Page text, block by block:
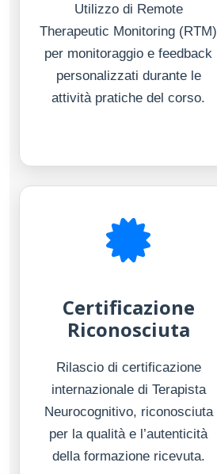
Utilizzo di Remote
Therapeutic Monitoring (RTM)
per monitoraggio e feedback
personalizzati durante le
attività pratiche del corso.
Certificazione
Riconosciuta
Rilascio di certificazione
internazionale di Terapista
Neurocognitivo, riconosciuta
per la qualità e l’autenticità
della formazione ricevuta.